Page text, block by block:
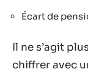
Écart de
Il ne s’agit
chiffrer avec